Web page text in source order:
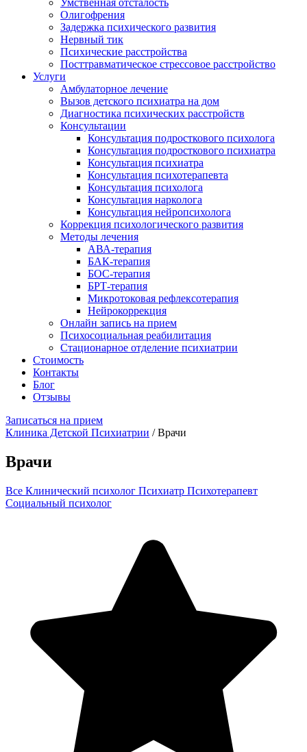
Умственная отсталость
Олигофрения
Задержка психического развития
Нервный тик
Психические расстройства
Посттравматическое стрессовое расстройство
Услуги
Амбулаторное лечение
Вызов детского психиатра на дом
Диагностика психических расстройств
Консультации
Консультация подросткового психолога
Консультация подросткового психиатра
Консультация психиатра
Консультация психотерапевта
Консультация психолога
Консультация нарколога
Консультация нейропсихолога
Коррекция психологического развития
Методы лечения
АВА-терапия
БАК-терапия
БОС-терапия
БРТ-терапия
Микротоковая рефлексотерапия
Нейрокоррекция
Онлайн запись на прием
Психосоциальная реабилитация
Стационарное отделение психиатрии
Стоимость
Контакты
Блог
Отзывы
Записаться на прием
Клиника Детской Психиатрии /Врачи
Врачи
Все Клинический психолог Психиатр Психотерапевт
Социальный психолог